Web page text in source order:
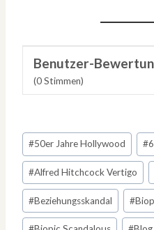
Benutzer-
(0Stimmen)
Schlagworte:
#50er Jahre Hollywood #
#Alfred Hitchcock Vertigo
#Beziehungsskandal #